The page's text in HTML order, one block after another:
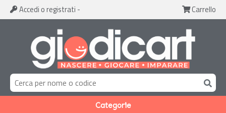
Accedi o registrati - Carrello
Categorie